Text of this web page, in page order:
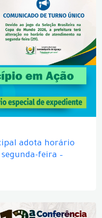
adota horário
feira –